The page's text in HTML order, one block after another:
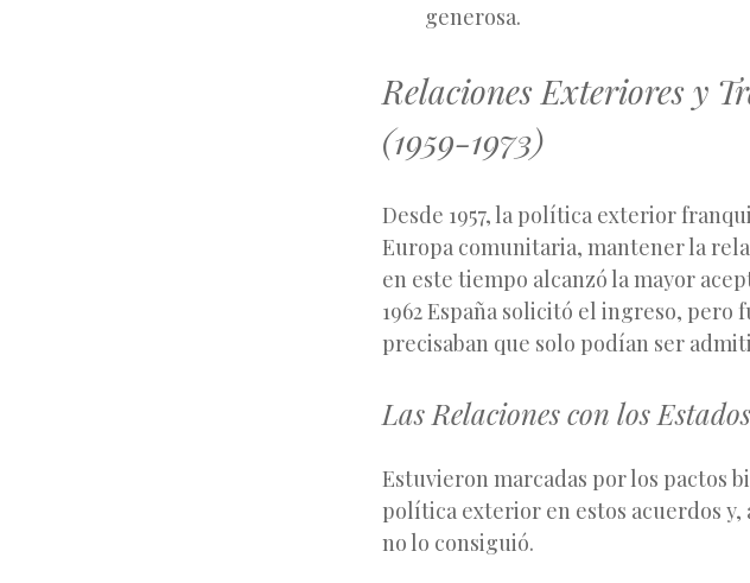
generosa.
Relaciones Exteriores y
(1959-1973)
Desde 1957, la política exterior
Europa comunitaria, mantener la
en este tiempo alcanzó la mayor
1962 España solicitó el ingreso, pero
precisaban que solo podían ser
Las Relaciones con los
Estuvieron marcadas por los pactos
política exterior en estos acuerdos
no lo consiguió.